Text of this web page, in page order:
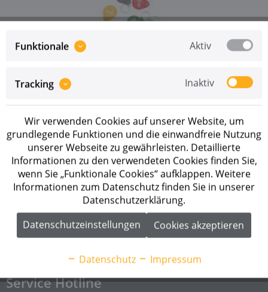
Geschäftskunde sichtbar.
Merken
Artikel-Nr.: CH-10-12
go-e RFID-Chips 10er Pack Mit dem Easee RFID-Chip
können Sie den Ladevorgang an Ihrer...mehr
Service Hotline
Funktionale Aktiv
Tracking Inaktiv
Wir verwenden Cookies auf unserer Website, um
grundlegende Funktionen und die einwandfreie Nutzung
unserer Webseite zu gewährleisten. Detaillierte
Informationen zu den verwendeten Cookies finden Sie,
wenn Sie „Funktionale Cookies“ aufklappen. Weitere
Informationen zum Datenschutz finden Sie in unserer
Datenschutzerklärung.
Datenschutzeinstellungen
Cookies akzeptieren
Datenschutz Impressum